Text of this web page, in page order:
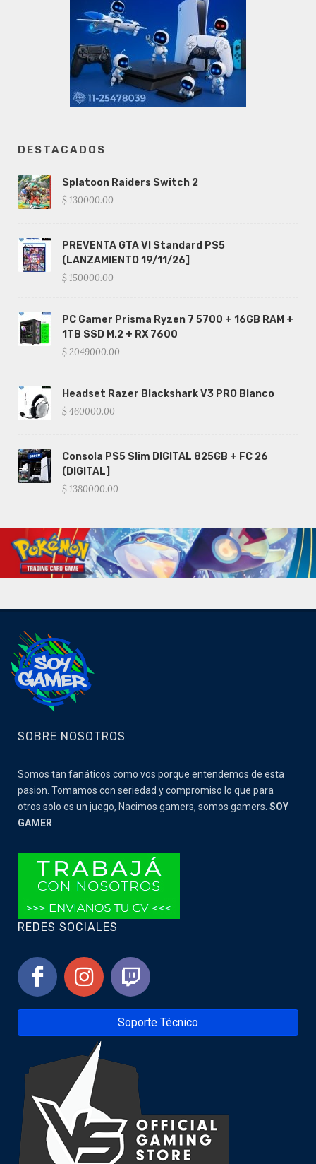
DESTACADOS
Splatoon Raiders Switch 2
$ 130000.00
PREVENTA GTA VI Standard PS5
(LANZAMIENTO 19/11/26]
$ 150000.00
PC Gamer Prisma Ryzen 7 5700 + 16GB RAM +
1TB SSD M.2 + RX 7600
$ 2049000.00
Headset Razer Blackshark V3 PRO Blanco
$ 460000.00
Consola PS5 Slim DIGITAL 825GB + FC 26
(DIGITAL]
$ 1380000.00
SOBRE NOSOTROS
Somos tan fanáticos como vos porque entendemos de esta
pasion. Tomamos con seriedad y compromiso lo que para
otros solo es un juego, Nacimos gamers, somos gamers. SOY
GAMER
REDES SOCIALES
Soporte Técnico